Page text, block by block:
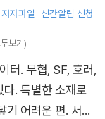
.
안 동굴 진지
원된 고씨촌 사람
석이가 일본군에
저자파일 신간알림 신청
보기)
터. 무협, SF, 호러,
다. 특별한 소재로
기 어려운 편. 서너